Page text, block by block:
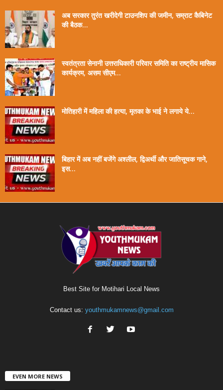
अब सरकार तुरंत खरीदेगी टाउनशिप की जमीन, सम्राट कैबिनेट
की बैठक...
स्वतंत्रता सेनानी उत्तराधिकारी परिवार समिति का राष्ट्रीय मासिक
कार्यक्रम, असम सीएम...
मोतिहारी में महिला की हत्या, मृतका के भाई ने लगाये ये...
बिहार में अब नहीं बजेंगे अश्लील, द्विअर्थी और जातिसूचक गाने,
इस...
Best Site for Motihari Local News
Contact us: youthmukamnews@gmail.com
EVEN MORE NEWS